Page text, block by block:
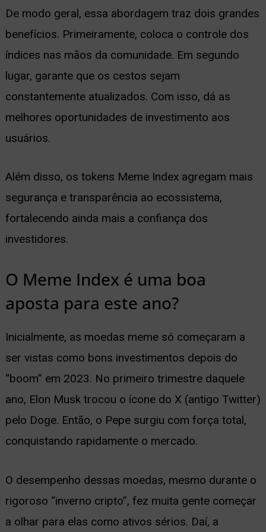
De modo geral, essa abordagem traz dois grandes
benefícios. Primeiramente, coloca o controle dos
índices nas mãos da comunidade. Em segundo
lugar, garante que os cestos sejam
constantemente atualizados. Com isso, dá as
melhores oportunidades de investimento aos
usuários.
Além disso, os tokens Meme Index agregam mais
segurança e transparência ao ecossistema,
fortalecendo ainda mais a confiança dos
investidores.
O Meme Index é uma boa
aposta para este ano?
Inicialmente, as moedas meme só começaram a
ser vistas como bons investimentos depois do
“boom” em 2023. No primeiro trimestre daquele
ano, Elon Musk trocou o ícone do X (antigo Twitter)
pelo Doge. Então, o Pepe surgiu com força total,
conquistando rapidamente o mercado.
O desempenho dessas moedas, mesmo durante o
rigoroso “inverno cripto”, fez muita gente começar
a olhar para elas como ativos sérios. Daí, a